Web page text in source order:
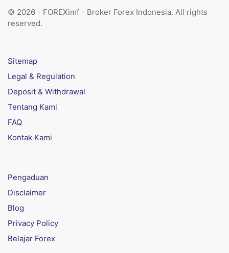
© 2026 - FOREXimf - Broker Forex Indonesia. All rights
reserved.
Sitemap
Legal & Regulation
Deposit & Withdrawal
Tentang Kami
FAQ
Kontak Kami
Pengaduan
Disclaimer
Blog
Privacy Policy
Belajar Forex